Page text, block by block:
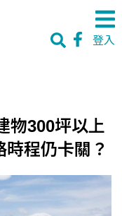
登入
物300坪以上
程仍卡關？